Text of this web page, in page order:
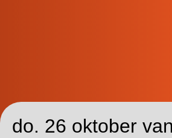
do. 26 oktober